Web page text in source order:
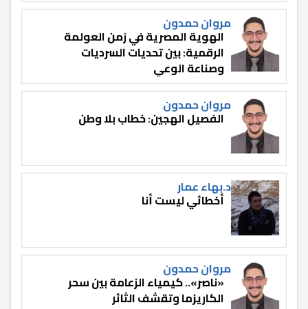
مروان حمدون
الهوية المصرية في زمن العولمة
الرقمية: بين تحديات السرديات
وصناعة الوعي
مروان حمدون
الفصيل الهجين: خطاب بلا وطن
د.بهاء عمار
أخطائي ليست أنا
مروان حمدون
«ناصر».. كيمياء الزعامة بين سحر
الكاريزما وتقشف الثائر